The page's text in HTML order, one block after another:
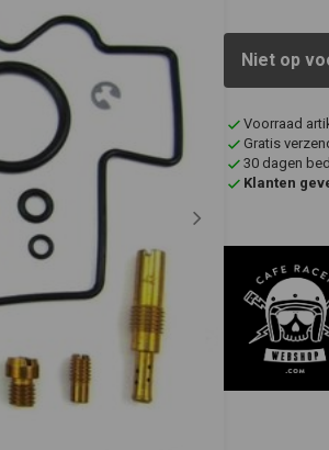
Niet op
Voorraad
Gratis
30 dagen
Klanten